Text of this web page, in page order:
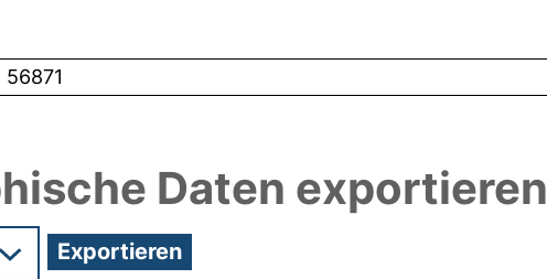
56871
Daten exportieren